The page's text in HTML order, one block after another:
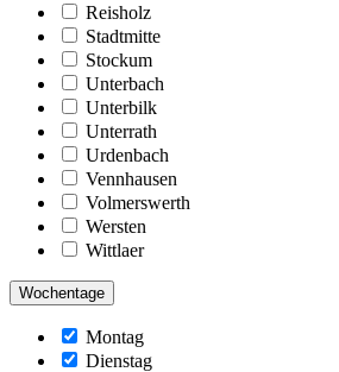
Reisholz
Stadtmitte
Stockum
Unterbach
Unterbilk
Unterrath
Urdenbach
Vennhausen
Volmerswerth
Wersten
Wittlaer
Wochentage
Montag
Dienstag